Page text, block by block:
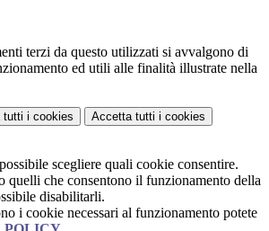
terzi da questo utilizzati si avvalgono di
ed utili alle finalità illustrate nella
tutti i cookies Accetta tutti i cookies
scegliere quali cookie consentire.
quelli che consentono il funzionamento della
disabilitarli.
i cookie necessari al funzionamento potete